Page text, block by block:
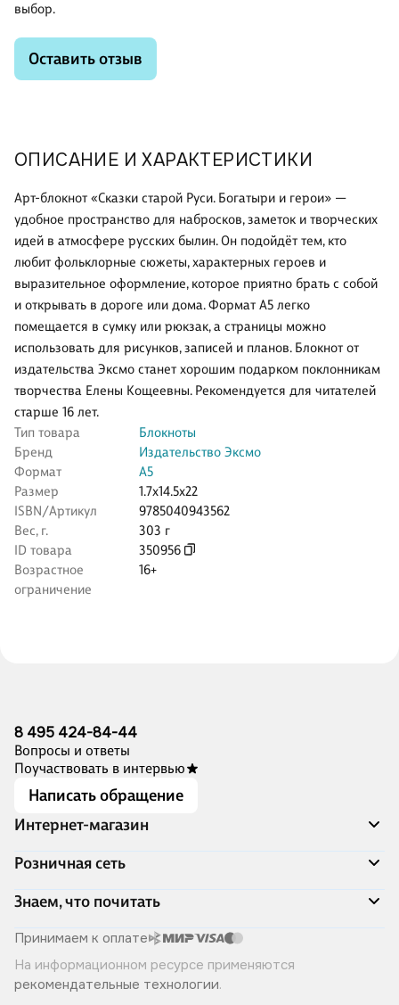
ОПИСАНИЕ И ХАРАКТЕРИСТИКИ
Арт-блокнот «Сказки старой Руси. Богатыри и герои» —
удобное пространство для набросков, заметок и творческих
идей в атмосфере русских былин. Он подойдёт тем, кто
любит фольклорные сюжеты, характерных героев и
выразительное оформление, которое приятно брать с собой
и открывать в дороге или дома. Формат А5 легко
помещается в сумку или рюкзак, а страницы можно
использовать для рисунков, записей и планов. Блокнот от
издательства Эксмо станет хорошим подарком поклонникам
творчества Елены Кощеевны. Рекомендуется для читателей
старше 16 лет.
Тип товара
Блокноты
Бренд
Издательство Эксмо
Формат
А5
Размер
1.7x14.5x22
ISBN/Артикул
9785040943562
Вес, г.
303 г
ID товара
350956
Возрастное
ограничение
16+
выбор.
Оставить отзыв
8 495 424-84-44
Вопросы и ответы
Поучаствовать в интервью
Написать обращение
Интернет-магазин
Акции
Доставка и оплата
Программа лояльности
Подарочные сертификаты
Правила продажи
Политика конфиденциальности
Розничная сеть
Адреса магазинов
Книжный Дозор
О компании
Читай-город для бизнеса
Хотите у нас работать?
Знаем, что почитать
Скоро в продаже
Лучшие из лучших
Читай-журнал
Принимаем к оплате
На информационном ресурсе применяются
рекомендательные технологии.